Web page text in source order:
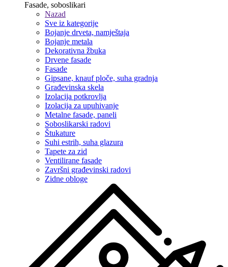
Fasade, soboslikari
Nazad
Sve iz kategorije
Bojanje drveta, namještaja
Bojanje metala
Dekorativna žbuka
Drvene fasade
Fasade
Gipsane, knauf ploče, suha gradnja
Građevinska skela
Izolacija potkrovlja
Izolacija za upuhivanje
Metalne fasade, paneli
Soboslikarski radovi
Štukature
Suhi estrih, suha glazura
Tapete za zid
Ventilirane fasade
Završni građevinski radovi
Zidne obloge